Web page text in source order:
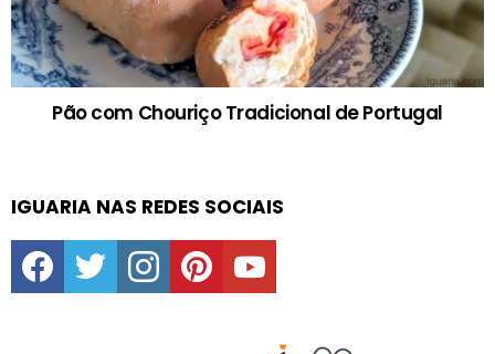
Pão com Chouriço Tradicional de Portugal
IGUARIA NAS REDES SOCIAIS
facebooktwitter instagrampinterestyoutube